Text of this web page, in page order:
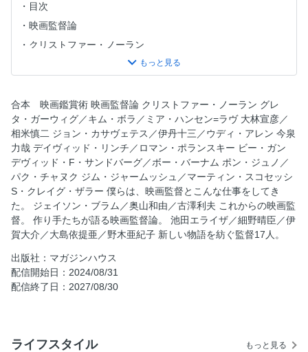
目次
映画監督論
クリストファー・ノーラン
グレタ・ガーウィグ／キム・ボラ／ミア・ハンセン=ラヴ
ジョン・カサヴェテス／伊丹十三／ウディ・アレン
今泉力哉
デイヴィッド・リンチ／ロマン・ポランスキー
ビー・ガン
デヴィッド・F・サンドバーグ／ボー・バーナム
ポン・ジュノ／パク・チャヌク
ジム・ジャームッシュ／マーティン・スコセッシ
S・クレイグ・ザラー
僕らは、映画監督とこんな仕事をしてきた。 ジェイソン・
ブラム／奥山和由／古澤利夫
これからの映画監督。
新しい物語を紡ぐ監督17人。
合本 映画鑑賞術 映画監督論 クリストファー・ノーラン グレ
タ・ガーウィグ／キム・ボラ／ミア・ハンセン=ラヴ 大林宣彦／
相米慎二 ジョン・カサヴェテス／伊丹十三／ウディ・アレン 今泉
力哉 デイヴィッド・リンチ／ロマン・ポランスキー ビー・ガン
デヴィッド・F・サンドバーグ／ボー・バーナム ポン・ジュノ／
パク・チャヌク ジム・ジャームッシュ／マーティン・スコセッシ
S・クレイグ・ザラー 僕らは、映画監督とこんな仕事をしてき
た。 ジェイソン・ブラム／奥山和由／古澤利夫 これからの映画監
督。 作り手たちが語る映画監督論。 池田エライザ／細野晴臣／伊
賀大介／大島依提亜／野木亜紀子 新しい物語を紡ぐ監督17人。
出版社：マガジンハウス
配信開始日：2024/08/31
配信終了日：2027/08/30
ライフスタイル もっと見る